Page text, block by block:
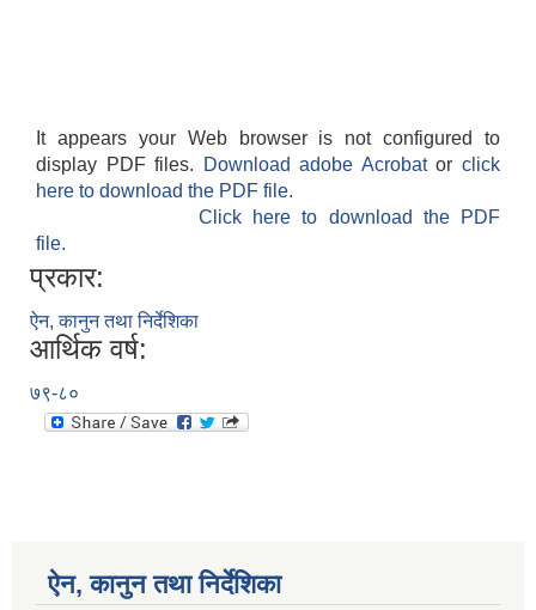
It appears your Web browser is not configured to
display PDF files.
Download adobe Acrobatorclick
here to download the PDF file.
Click here to download the PDF
file.
प्रकार:
ऐन, कानुन तथा निर्देशिका
आर्थिक वर्ष:
७९-८०
ऐन, कानुन तथा निर्देशिका